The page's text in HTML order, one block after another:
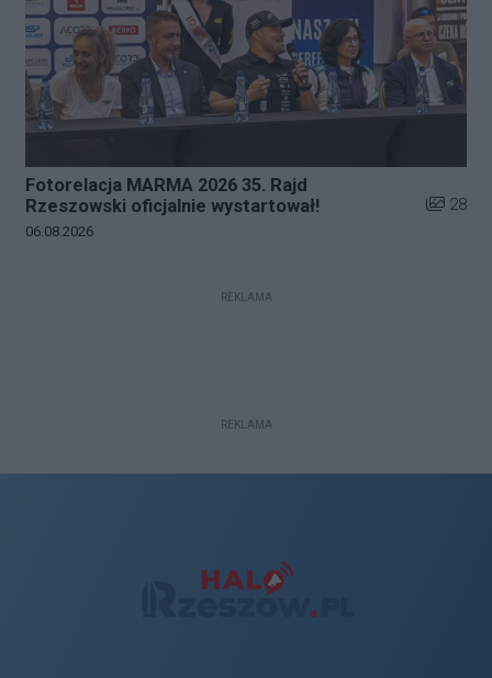
Fotorelacja MARMA 2026 35. Rajd
Rzeszowski oficjalnie wystartował!
Liczba
28
Data dodania galerii:
06.08.2026
REKLAMA
REKLAMA